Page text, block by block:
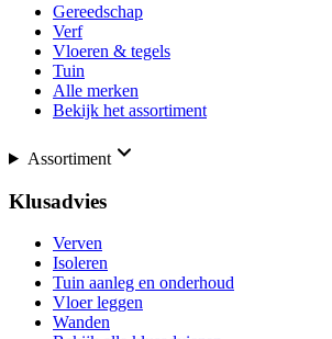
Gereedschap
Verf
Vloeren & tegels
Tuin
Alle merken
Bekijk het assortiment
Assortiment
Klusadvies
Verven
Isoleren
Tuin aanleg en onderhoud
Vloer leggen
Wanden